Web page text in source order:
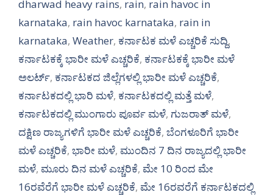
dharwad heavy rains, rain, rain havoc in
karnataka, rain havoc karnataka, rain in
karnataka, Weather, ಕರ್ನಾಟಕ ಮಳೆ ಎಚ್ಚರಿಕೆ ಸುದ್ದಿ,
ಕರ್ನಾಟಕಕ್ಕೆ ಭಾರೀ ಮಳೆ ಎಚ್ಚರಿಕೆ, ಕರ್ನಾಟಕಕ್ಕೆ ಭಾರೀ ಮಳೆ
ಅಲರ್ಟ್‌, ಕರ್ನಾಟಕದ ಜಿಲ್ಲೆಗಳಲ್ಲಿ ಭಾರೀ ಮಳೆ ಎಚ್ಚರಿಕೆ,
ಕರ್ನಾಟಕದಲ್ಲಿ ಭಾರಿ ಮಳೆ, ಕರ್ನಾಟಕದಲ್ಲಿ ಮತ್ತೆ ಮಳೆ,
ಕರ್ನಾಟಕದಲ್ಲಿ ಮುಂಗಾರು ಪೂರ್ವ ಮಳೆ, ಗುಜರಾತ್ ಮಳೆ,
ದಕ್ಷಿಣ ರಾಜ್ಯಗಳಿಗೆ ಭಾರೀ ಮಳೆ ಎಚ್ಚರಿಕೆ, ಬೆಂಗಳೂರಿಗೆ ಭಾರೀ
ಮಳೆ ಎಚ್ಚರಿಕೆ, ಭಾರೀ ಮಳೆ, ಮುಂದಿನ 7 ದಿನ ರಾಜ್ಯದಲ್ಲಿ ಭಾರೀ
ಮಳೆ, ಮೂರು ದಿನ ಮಳೆ ಎಚ್ಚರಿಕೆ, ಮೇ 10 ರಿಂದ ಮೇ
16ರವೆರೆಗೆ ಭಾರೀ ಮಳೆ ಎಚ್ಚರಿಕೆ, ಮೇ 16ರವರೆಗೆ ಕರ್ನಾಟಕದಲ್ಲಿ